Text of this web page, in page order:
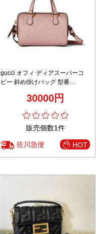
gucci オフィ ディアスーパーコ
ピー 斜め掛けバッグ 型番
旅行 ピンク30000円
販売個数1件
佐川急便 HOT